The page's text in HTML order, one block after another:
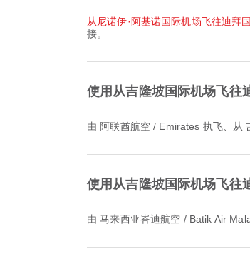
从尼诺伊·阿基诺国际机场飞往迪拜
接。
使用从吉隆坡国际机场飞往
由 阿联酋航空 / Emirates 执飞、
使用从吉隆坡国际机场飞往
由 马来西亚峇迪航空 / Batik Air